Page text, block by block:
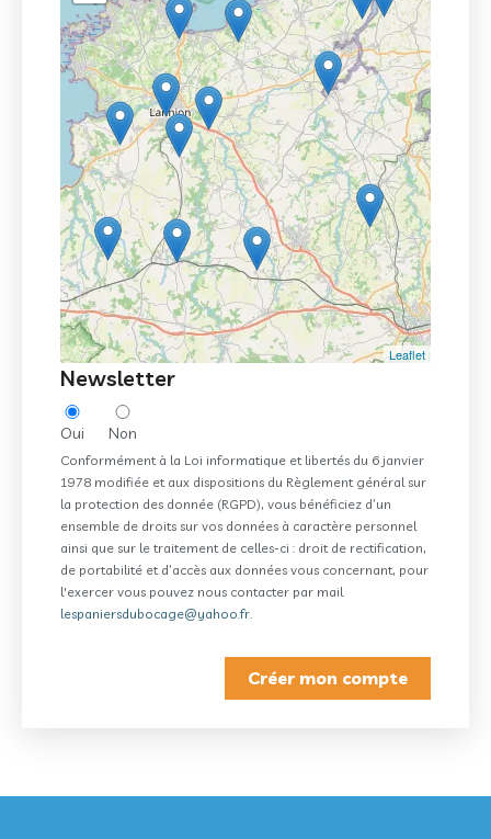
Leaflet
Newsletter
Oui Non
Conformément à la Loi informatique et libertés du 6 janvier
1978 modifiée et aux dispositions du Règlement général sur
la protection des donnée (RGPD), vous bénéficiez d’un
ensemble de droits sur vos données à caractère personnel
ainsi que sur le traitement de celles-ci : droit de rectification,
de portabilité et d’accès aux données vous concernant, pour
l'exercer vous pouvez nous contacter par mail
lespaniersdubocage@yahoo.fr.
Créer mon compte